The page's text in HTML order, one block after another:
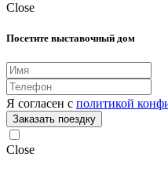
Close
Посетите выставочный дом
Я согласен с политикой
Заказать поездку
Close